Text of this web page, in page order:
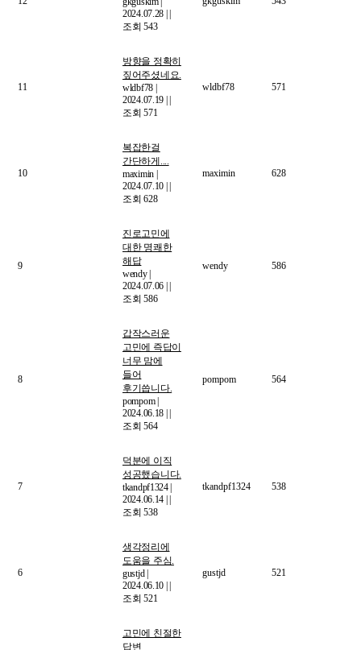
2024.07.28 ||
조회 543
11
방향을 정확히
짚어주셨네요.
wldbf78 |
2024.07.19 ||
조회 571
wldbf78 571
10
복잡한걸
간단하게....
maximin |
2024.07.10 ||
조회 628
maximin 628
9
진로고민에
대한 명쾌한
해답
wendy|
2024.07.06 ||
조회 586
wendy 586
8
갑작스러운
고민에 즉답이
너무 맘에
들어
후기씁니다.
pompom|
2024.06.18 ||
조회 564
pompom 564
7
덕분에 이직
성공했습니다.
tkandpf1324|
2024.06.14 ||
조회 538
tkandpf1324 538
6
생각정리에
도움을 주심.
gustjd|
2024.06.10 ||
조회 521
gustjd 521
고민에 친절한
답변